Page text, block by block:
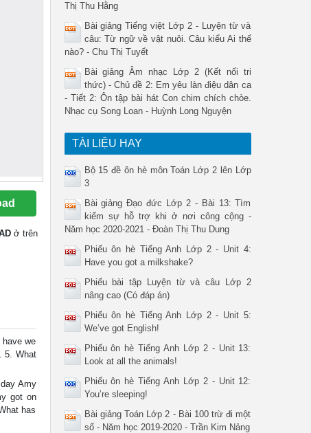
ở trên
we
5. What
Amy
got on
has
Thị Thu Hằng
Bài giảng Tiếng việt Lớp 2 - Luyện từ và
câu: Từ ngữ về vật nuôi. Câu kiểu Ai thế
nào? - Chu Thị Tuyết
Bài giảng Âm nhạc Lớp 2 (Kết nối tri
thức) - Chủ đề 2: Em yêu làn điệu dân ca
- Tiết 2: Ôn tập bài hát Con chim chích chòe.
Nhạc cụ Song Loan - Huỳnh Long Nguyện
TÀI LIỆU HAY
Bộ 15 đề ôn hè môn Toán Lớp 2 lên Lớp
3
Bài giảng Đạo đức Lớp 2 - Bài 13: Tìm
kiếm sự hỗ trợ khi ở nơi công cộng -
Năm học 2020-2021 - Đoàn Thị Thu Dung
Phiếu ôn hè Tiếng Anh Lớp 2 - Unit 4:
Have you got a milkshake?
Phiếu bài tập Luyện từ và câu Lớp 2
nâng cao (Có đáp án)
Phiếu ôn hè Tiếng Anh Lớp 2 - Unit 5:
We’ve got English!
Phiếu ôn hè Tiếng Anh Lớp 2 - Unit 13:
Look at all the animals!
Phiếu ôn hè Tiếng Anh Lớp 2 - Unit 12:
You’re sleeping!
Bài giảng Toán Lớp 2 - Bài 100 trừ đi một
số - Năm học 2019-2020 - Trần Kim Nảng